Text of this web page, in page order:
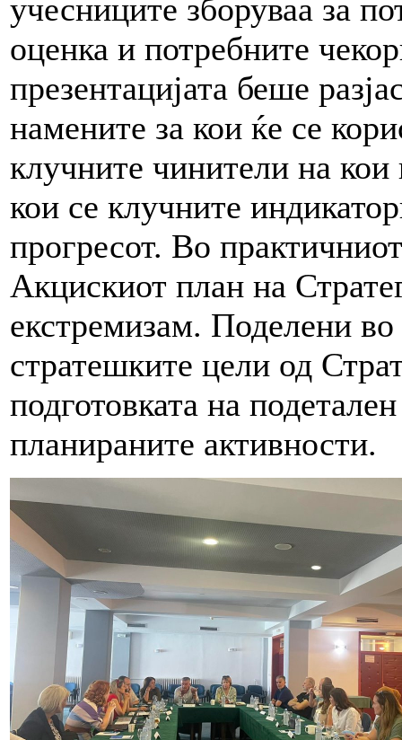
учесниците зборуваа за
оценка и потребните
презентацијата беше
намените за кои ќе се
клучните чинители на
кои се клучните
прогресот. Во
Акцискиот план на
екстремизам. Поделени
стратешките цели од
подготовката на
планираните активности.